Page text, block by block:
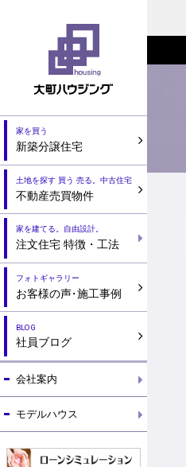
家を買う
新築分譲住宅
土地を探す 買う 売る。中古住宅
不動産売買物件
家を建てる。自由設計。
注文住宅 特徴・工法
フォトギャラリー
お客様の声・施工事例
BLOG
社員ブログ
会社案内
モデルハウス